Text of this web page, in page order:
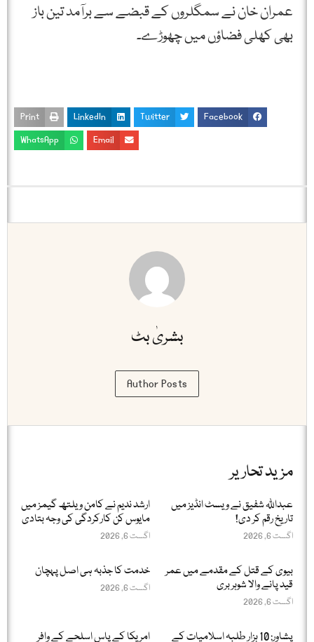
عمران خان نے سمگلروں کے قبضے سے برآمد تین باز
بھی کھلی فضاؤں میں چھوڑے۔
Facebook
Twitter
LinkedIn
Print
Email
WhatsApp
بشریٰ بٹ
Author Posts
مزید تحاریر
عبداللّٰہ شفیق نے ویسٹ انڈیز میں
تاریخ رقم کر دی!
اگست 6, 2026
ارشد ندیم نے کامن ویلتھ گیمز میں
مایوس کن کارکردگی کی وجہ بتادی
اگست 6, 2026
بیوی کے قتل کے مقدمے میں عمر
قید پانے والا شوہر بری
اگست 6, 2026
خدمت کا جذبہ ہی اصل پہچان
اگست 6, 2026
پشاور: 10 ہزار طلبہ اسلامیات کے امریکا کے پاس اسلحے کے وافر